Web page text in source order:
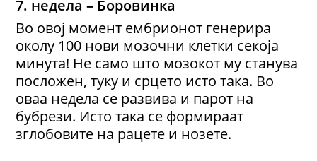
7. недела – Боровинка
Во овој момент ембрионот генерира
околу 100 нови мозочни клетки секоја
минута! Не само што мозокот му станува
посложен, туку и срцето исто така. Во
оваа недела се развива и парот на
бубрези. Исто така се формираат
зглобовите на рацете и нозете.